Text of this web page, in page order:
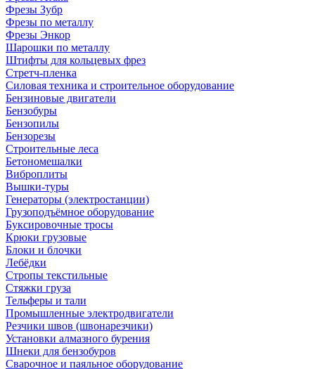
Фрезы Зубр
Фрезы по металлу
Фрезы Энкор
Шарошки по металлу
Штифты для кольцевых фрез
Стретч-пленка
Силовая техника и строительное оборудование
Бензиновые двигатели
Бензобуры
Бензопилы
Бензорезы
Строительные леса
Бетономешалки
Виброплиты
Вышки-туры
Генераторы (электростанции)
Грузоподъёмное оборудование
Буксировочные тросы
Крюки грузовые
Блоки и блочки
Лебёдки
Стропы текстильные
Стяжки груза
Тельферы и тали
Промышленные электродвигатели
Резчики швов (швонарезчики)
Установки алмазного бурения
Шнеки для бензобуров
Сварочное и паяльное оборудование